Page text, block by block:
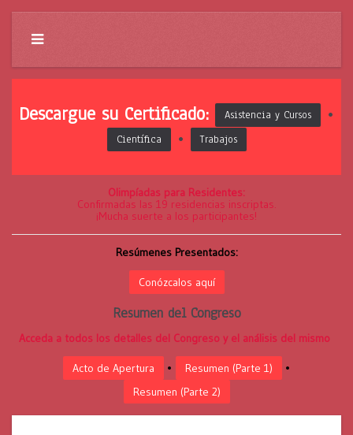
Descargue su Certificado: Asistencia y Cursos •
Científica • Trabajos
Olimpíadas para Residentes:
Confirmadas las 19 residencias inscriptas.
¡Mucha suerte a los participantes!
Resúmenes Presentados:
Conózcalos aquí
Resumen del Congreso
Acceda a todos los detalles del Congreso y el análisis del mismo
Acto de Apertura • Resumen (Parte 1)
•
Resumen (Parte 2)